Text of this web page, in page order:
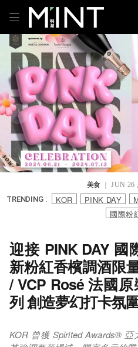
美食｜ JUN 26
TRENDING : KOR PINK DAY
國際粉
迎接 PINK DAY 國
新粉紅香檳調酒限
/ VCP Rosé 法國
列 創造夢幻打卡氛
KOR 曾獲 Spirited Awards® 亞